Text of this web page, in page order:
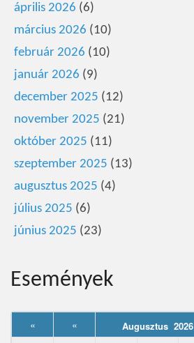
április 2026 (6)
március 2026 (10)
február 2026 (10)
január 2026 (9)
december 2025 (12)
november 2025 (21)
október 2025 (11)
szeptember 2025 (13)
augusztus 2025 (4)
július 2025 (6)
június 2025 (23)
Események
« « Augusztus 2026